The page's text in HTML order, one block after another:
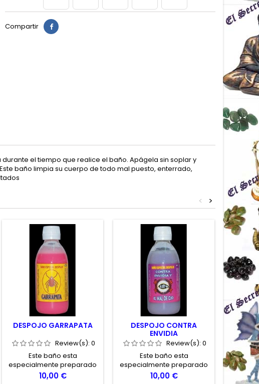
Compartir
el tiempo que realice el baño. Apágela sin soplar y
baño limpia su cuerpo de todo mal puesto, enterrado,
>
<
DESPOJO GARRAPATA
Review(s): 0
Este baño esta
especialmente preparado
para reforzar los rituales de
Price
10,00 €
DESPOJO CONTRA
ENVIDIA
Review(s): 0
Este baño esta
especialmente preparado
para limpiarle de la
Price
10,00 €
para